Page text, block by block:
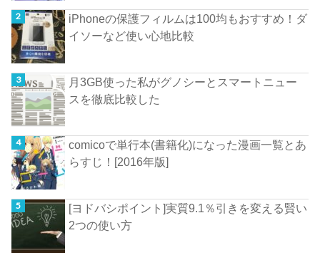
iPhoneの保護フィルムは100均もおすすめ！ダ
イソーなど使い心地比較
月3GB使った私がグノシーとスマートニュー
スを徹底比較した
comicoで単行本(書籍化)になった漫画一覧とあ
らすじ！[2016年版]
[ヨドバシポイント]実質9.1％引きを変える賢い
2つの使い方